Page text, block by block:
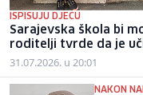
ISPISUJU DJECU
Sarajevska škola bi
roditelji tvrde da je
31.07.2026. u 20:01
NAKON